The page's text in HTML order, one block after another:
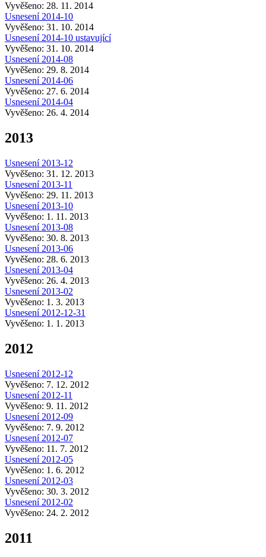
Vyvěšeno: 28. 11. 2014
Usnesení 2014-10
Vyvěšeno: 31. 10. 2014
Usnesení 2014-10 ustavující
Vyvěšeno: 31. 10. 2014
Usnesení 2014-08
Vyvěšeno: 29. 8. 2014
Usnesení 2014-06
Vyvěšeno: 27. 6. 2014
Usnesení 2014-04
Vyvěšeno: 26. 4. 2014
2013
Usnesení 2013-12
Vyvěšeno: 31. 12. 2013
Usnesení 2013-11
Vyvěšeno: 29. 11. 2013
Usnesení 2013-10
Vyvěšeno: 1. 11. 2013
Usnesení 2013-08
Vyvěšeno: 30. 8. 2013
Usnesení 2013-06
Vyvěšeno: 28. 6. 2013
Usnesení 2013-04
Vyvěšeno: 26. 4. 2013
Usnesení 2013-02
Vyvěšeno: 1. 3. 2013
Usnesení 2012-12-31
Vyvěšeno: 1. 1. 2013
2012
Usnesení 2012-12
Vyvěšeno: 7. 12. 2012
Usnesení 2012-11
Vyvěšeno: 9. 11. 2012
Usnesení 2012-09
Vyvěšeno: 7. 9. 2012
Usnesení 2012-07
Vyvěšeno: 11. 7. 2012
Usnesení 2012-05
Vyvěšeno: 1. 6. 2012
Usnesení 2012-03
Vyvěšeno: 30. 3. 2012
Usnesení 2012-02
Vyvěšeno: 24. 2. 2012
2011